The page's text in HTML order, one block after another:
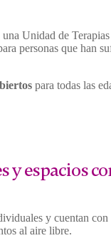
Unidad de
personas que han
para todas las
espacios
y cuentan
al aire libre.